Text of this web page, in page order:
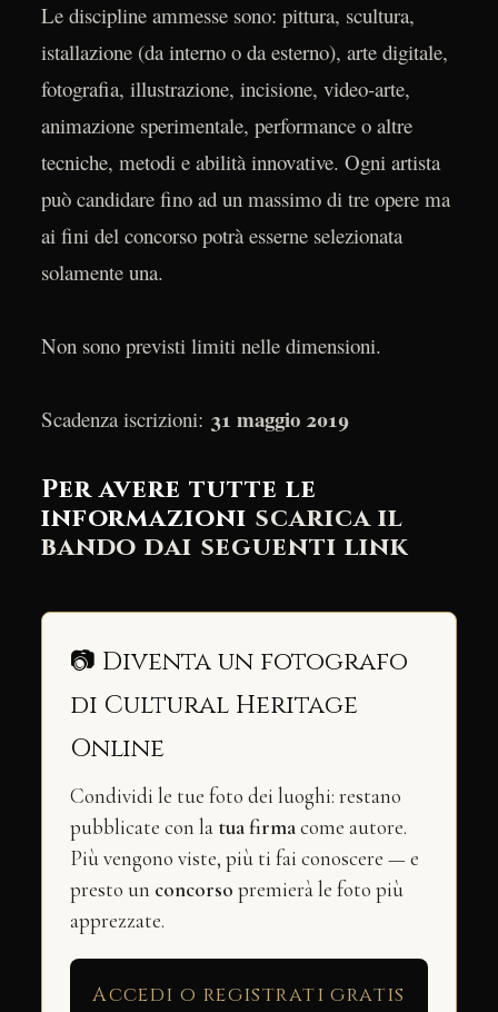
Le discipline ammesse sono: pittura, scultura,
istallazione (da interno o da esterno), arte digitale,
fotografia, illustrazione, incisione, video-arte,
animazione sperimentale, performance o altre
tecniche, metodi e abilità innovative. Ogni artista
può candidare fino ad un massimo di tre opere ma
ai fini del concorso potrà esserne selezionata
solamente una.
Non sono previsti limiti nelle dimensioni.
Scadenza iscrizioni: 31 maggio 2019
Per avere tutte le
informazioni scarica il
bando dai seguenti link
📷 Diventa un fotografo
di Cultural Heritage
Online
Condividi le tue foto dei luoghi: restano
pubblicate con la tua firmacome autore.
Più vengono viste, più ti fai conoscere — e
presto un concorso premierà le foto più
apprezzate.
Accedi o registrati gratis